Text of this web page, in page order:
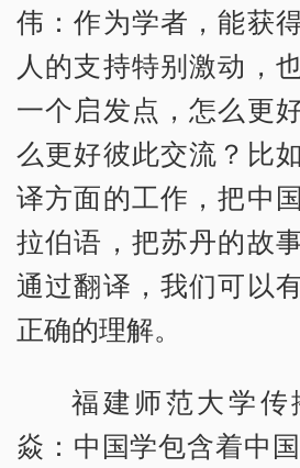
伟：作为学者，能获
人的支持特别激动，
一个启发点，怎么更
么更好彼此交流？比
译方面的工作，把中
拉伯语，把苏丹的故
通过翻译，我们可以
正确的理解。
福建师范大学传
焱：中国学包含着中